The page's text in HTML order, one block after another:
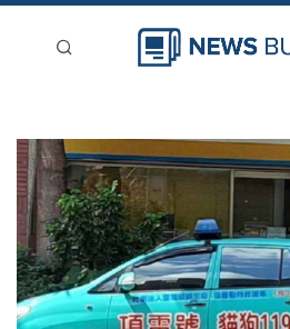
新聞稿分類
登入
刊登